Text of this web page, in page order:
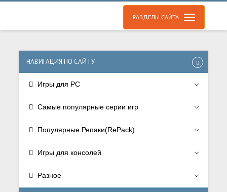
РАЗДЕЛЫ САЙТА
НАВИГАЦИЯ ПО САЙТУ
Игры для PC
Самые популярные серии игр
Популярные Репаки(RePack)
Игры для консолей
Разное